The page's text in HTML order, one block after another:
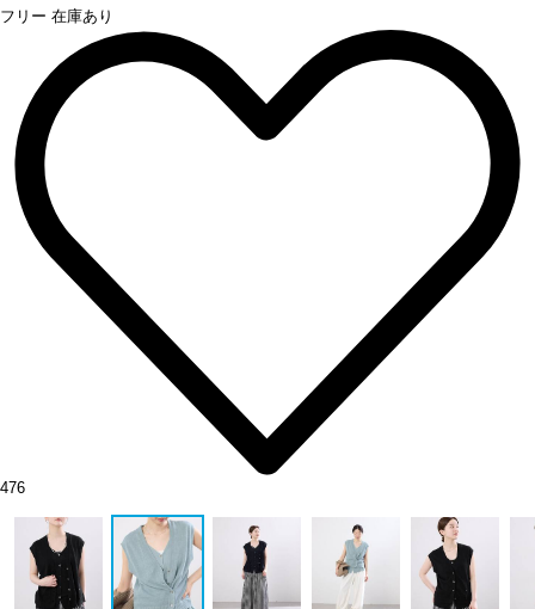
フリー 在庫あり
476